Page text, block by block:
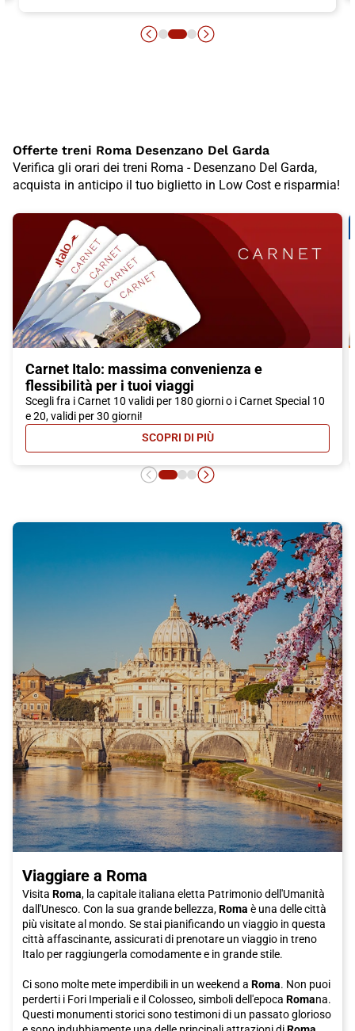
Offerte treni Roma Desenzano Del Garda
Verifica gli orari dei treni Roma - Desenzano Del Garda,
acquista in anticipo il tuo biglietto in Low Cost e risparmia!
Carnet Italo: massima convenienza e
flessibilità per i tuoi viaggi
Scegli fra i Carnet 10 validi per 180 giorni o i Carnet Special 10
e 20, validi per 30 giorni!
SCOPRI DI PIÙ- CARNET ITALO: MASSIMA
Viaggiare a Roma
Visita Roma, la capitale italiana eletta Patrimonio dell'Umanità
dall'Unesco. Con la sua grande bellezza,Roma è una delle città
più visitate al mondo. Se stai pianificando un viaggio in questa
città affascinante, assicurati di prenotare un viaggio in treno
Italo per raggiungerla comodamente e in grande stile.
Ci sono molte mete imperdibili in un weekend a Roma. Non puoi
perderti i Fori Imperiali e il Colosseo, simboli dell'epoca Romana.
Questi monumenti storici sono testimoni di un passato glorioso